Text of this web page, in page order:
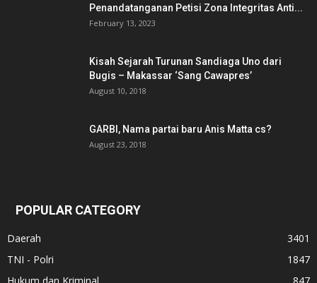
Penandatanganan Petisi Zona Integritas Anti...
February 13, 2023
Kisah Sejarah Turunan Sandiaga Uno dari
Bugis – Makassar ‘Sang Cawapres’
August 10, 2018
GARBI, Nama partai baru Anis Matta cs?
August 23, 2018
POPULAR CATEGORY
Daerah
3401
TNI - Polri
1847